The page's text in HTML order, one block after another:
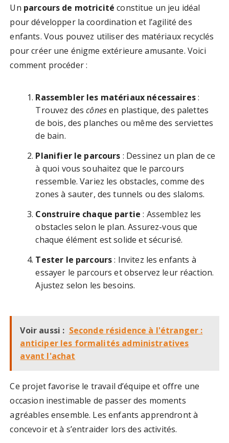
Un parcours de motricité constitue un jeu idéal
pour développer la coordination et l’agilité des
enfants. Vous pouvez utiliser des matériaux recyclés
pour créer une énigme extérieure amusante. Voici
comment procéder :
Rassembler les matériaux nécessaires:
Trouvez descônesen plastique, des palettes
de bois, des planches ou même des serviettes
de bain.
Planifier le parcours : Dessinez un plan de ce
à quoi vous souhaitez que le parcours
ressemble. Variez les obstacles, comme des
zones à sauter, des tunnels ou des slaloms.
Construire chaque partie : Assemblez les
obstacles selon le plan. Assurez-vous que
chaque élément est solide et sécurisé.
Tester le parcours: Invitez les enfants à
essayer le parcours et observez leur réaction.
Ajustez selon les besoins.
Voir aussi : Seconde résidence à l'étranger :
anticiper les formalités administratives
avant l'achat
Ce projet favorise le travail d’équipe et offre une
occasion inestimable de passer des moments
agréables ensemble. Les enfants apprendront à
concevoir et à s’entraider lors des activités.